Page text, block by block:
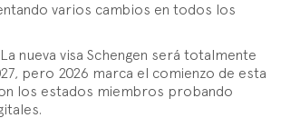
varios cambios en todos los
La nueva visa Schengen será totalmente
pero 2026 marca el comienzo de esta
los estados miembros probando